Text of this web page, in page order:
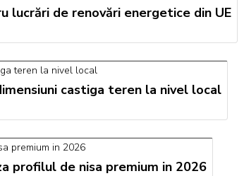
lucrări de renovări energetice din UE
castiga teren la nivel local
profilul de nisa premium in 2026